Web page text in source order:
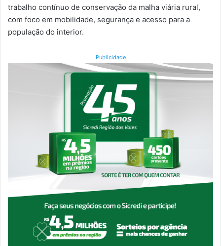
trabalho contínuo de conservação da malha viária rural,
com foco em mobilidade, segurança e acesso para a
população do interior.
Publicidade